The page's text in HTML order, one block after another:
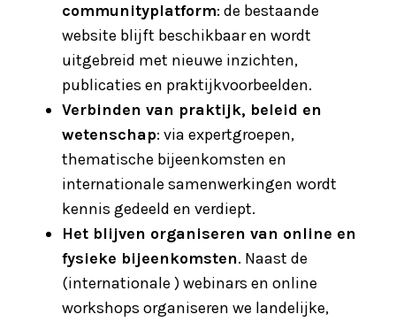
communityplatform: de bestaande
website blijft beschikbaar en wordt
uitgebreid met nieuwe inzichten,
publicaties en praktijkvoorbeelden.
Verbinden van praktijk, beleid en
wetenschap: via expertgroepen,
thematische bijeenkomsten en
internationale samenwerkingen wordt
kennis gedeeld en verdiept.
Het blijven organiseren van online en
fysieke bijeenkomsten. Naast de
(internationale ) webinars en online
workshops organiseren we landelijke,